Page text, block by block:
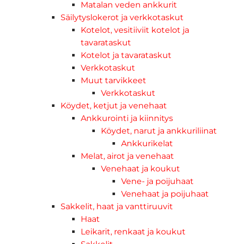
Matalan veden ankkurit
Säilytyslokerot ja verkkotaskut
Kotelot, vesitiiviit kotelot ja
tavarataskut
Kotelot ja tavarataskut
Verkkotaskut
Muut tarvikkeet
Verkkotaskut
Köydet, ketjut ja venehaat
Ankkurointi ja kiinnitys
Köydet, narut ja ankkuriliinat
Ankkurikelat
Melat, airot ja venehaat
Venehaat ja koukut
Vene- ja poijuhaat
Venehaat ja poijuhaat
Sakkelit, haat ja vanttiruuvit
Haat
Leikarit, renkaat ja koukut